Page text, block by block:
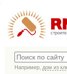
Например, дом из